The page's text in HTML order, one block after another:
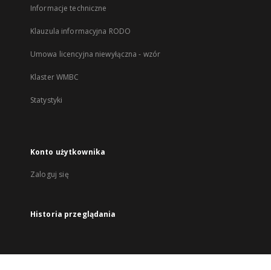
Informacje techniczne
Klauzula informacyjna RODO
Umowa licencyjna niewyłączna - wzór
Klaster WMBC
Statystyki
Konto użytkownika
Zaloguj się
Historia przeglądania